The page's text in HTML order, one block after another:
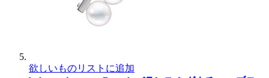
欲しいものリストに追加